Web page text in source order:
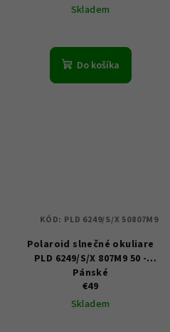
Skladem
Do košíka
Polaroid slnečné okuliare
PLD 6249/S/X 807M9 50 -
Pánské
€49
Skladem
KÓD: PLD 6249/S/X 50807M9